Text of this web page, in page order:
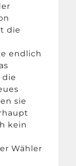
die
endlich
die
sie
kein
Wähler